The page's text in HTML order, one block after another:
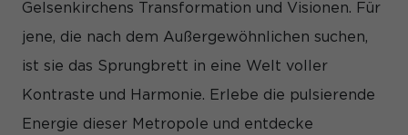
Gelsenkirchens Transformation und Visionen. Für
jene, die nach dem Außergewöhnlichen suchen,
ist sie das Sprungbrett in eine Welt voller
Kontraste und Harmonie. Erlebe die pulsierende
Energie dieser Metropole und entdecke
sind für die einwandfreie Funktion der Website erforderlich.
Cookie-Informationen anzeigen
Statistiken (1)
Statistik Cookies erfassen Informationen anonym. Diese